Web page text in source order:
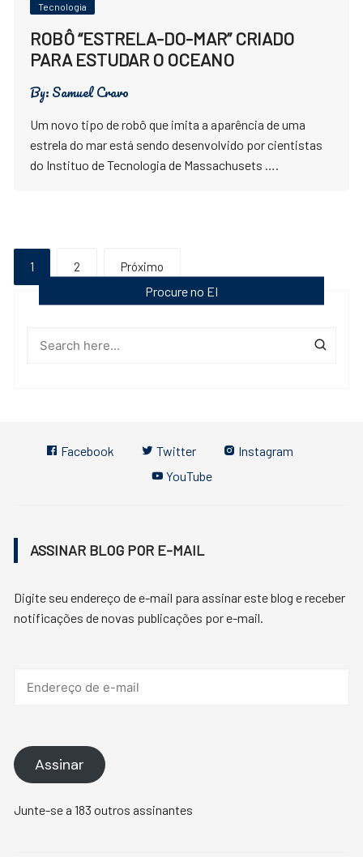
Tecnologia
ROBÔ “ESTRELA-DO-MAR” CRIADO
PARA ESTUDAR O OCEANO
By:Samuel Cravo
Um novo tipo de robô que imita a aparência de uma
estrela do mar está sendo desenvolvido por cientistas
do Instituo de Tecnologia de Massachusets ….
Paginação
de
posts
1 2 Próximo
Procure no EI
Facebook Twitter
Instagram
YouTube
ASSINAR BLOG POR E-MAIL
Digite seu endereço de e-mail para assinar este blog e receber
notificações de novas publicações por e-mail.
Assinar
Junte-se a 183 outros assinantes